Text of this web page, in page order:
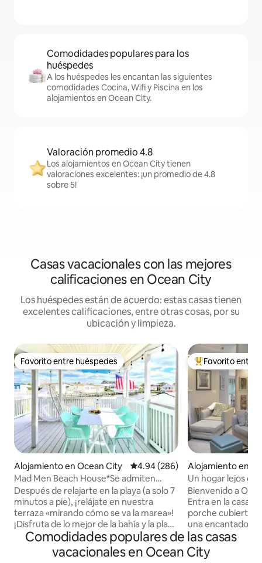
Comodidades populares para los
huéspedes
A los huéspedes les encantan las siguientes
comodidades Cocina, Wifi y Piscina en los
alojamientos en Ocean City.
Valoración promedio 4.8
Los alojamientos en Ocean City tienen
valoraciones excelentes: ¡un promedio de 4.8
sobre 5!
Casas vacacionales con las mejores
calificaciones en Ocean City
Los huéspedes están de acuerdo: estas casas tienen
excelentes calificaciones, entre otras cosas, por su
ubicación y limpieza.
Favorito entre huéspedes
Favorito entre huéspedes
Alojamiento en Ocean City Calificación promedio: 4.94 de
4.94 (286)
Mad Men Beach House*Se admiten
perros*7 min a pie del mar*PELÍCULAS
AL AIRE LIBRE*Muelle privado*ESPACIO
DE TRABAJO*Nueva CUNA
Después de relajarte en la playa (a solo 7
minutos a pie), ¡relájate en nuestra
terraza «mirando cómo se va la marea»!
¡Disfruta de lo mejor de la bahía y la playa
con esta joya escondida que admite
de la brisa de la bahía mientras abres
Favorito entre
Favorito entre
Alojamiento en
Un hogar lejos de
admite mascotas
Bienvenido a
Entra en la casa
porche cubierto
una encantadora
encantadora
baños completos.
totalmente
Comodidades populares de las casas
vacacionales en Ocean City